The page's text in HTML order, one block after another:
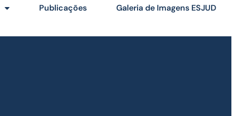
Publicações Galeria de Imagens ESJUD